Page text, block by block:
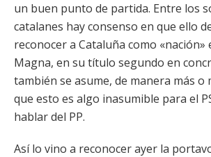
un buen punto de partida. Entre los
catalanes hay consenso en que ello
reconocer a Cataluña como «nación»
Magna, en su título segundo en
también se asume, de manera más o
que esto es algo inasumible para el
hablar del PP.
Así lo vino a reconocer ayer la